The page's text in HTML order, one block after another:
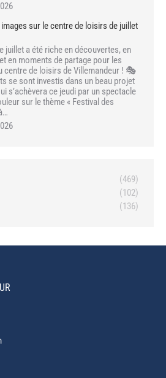
sur le centre de loisirs de juillet
juillet a été riche en découvertes, en
en moments de partage pour les
centre de loisirs de Villemandeur ! 🎭
se sont investis dans un beau projet
s’achèvera ce jeudi par un spectacle
sur le thème « Festival des
(469)
(102)
(136)